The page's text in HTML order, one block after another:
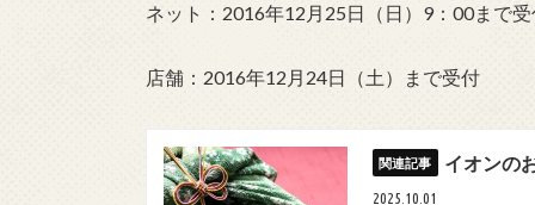
ネット：2016年12月25日（日）9：00まで
店舗：2016年12月24日（土）まで受付
イオンの
2025.10.01